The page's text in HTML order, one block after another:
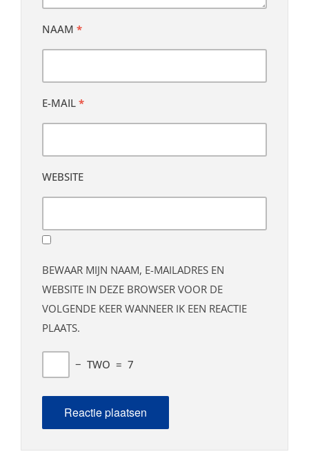
NAAM *
E-MAIL *
WEBSITE
BEWAAR MIJN NAAM, E-MAILADRES EN
WEBSITE IN DEZE BROWSER VOOR DE
VOLGENDE KEER WANNEER IK EEN REACTIE
PLAATS.
− TWO = 7